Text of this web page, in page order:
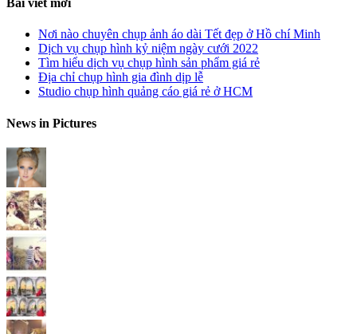
Bài viết mới
Nơi nào chuyên chụp ảnh áo dài Tết đẹp ở Hồ chí Minh
Dịch vụ chụp hình kỷ niệm ngày cưới 2022
Tìm hiểu dịch vụ chụp hình sản phẩm giá rẻ
Địa chỉ chụp hình gia đình dịp lễ
Studio chụp hình quảng cáo giá rẻ ở HCM
News in Pictures